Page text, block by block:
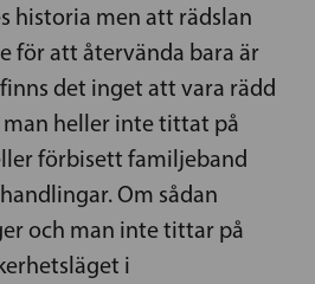
historia men att rädslan
för att återvända bara är
det inget att vara rädd
heller inte tittat på
förbisett familjeband
Om sådan
och man inte tittar på
i